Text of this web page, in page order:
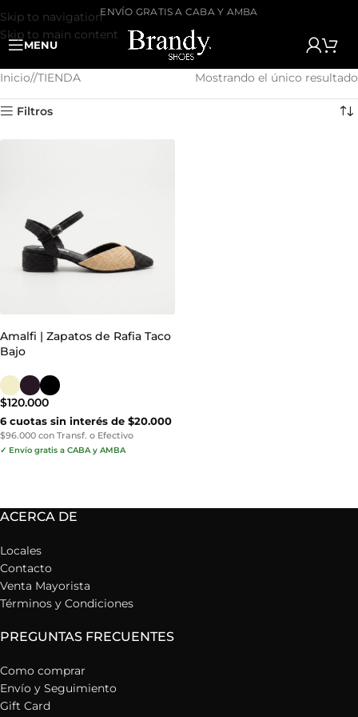
Skip to navigation
Skip to main content
ENVÍO GRATIS A CABA Y AMBA
MENU
Inicio/ TIENDA Mostrando el único resultado
Filtros
Amalfi | Zapatos de Rafia Taco
Bajo
$120.000
6 cuotas sin interés de $20.000
$96.000 con Transf. o Efectivo
✓ Envío gratis a CABA y AMBA
ACERCA DE
Locales
Contacto
Venta Mayorista
Términos y Condiciones
PREGUNTAS FRECUENTES
Como comprar
Envío y Seguimiento
Gift Card